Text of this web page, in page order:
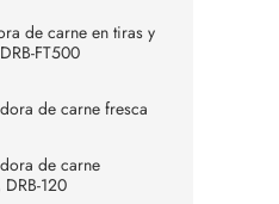
de carne en tiras y
FT500
de carne fresca
de carne
120